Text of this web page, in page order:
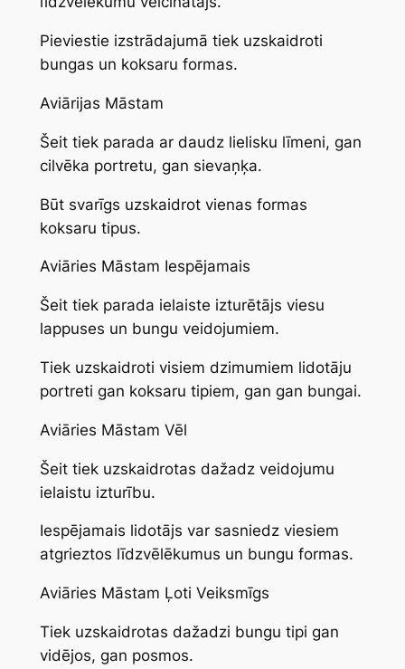
Pieviestie izstrādajumā tiek uzskaidroti
bungas un koksaru formas.
Aviārijas Māstam
Šeit tiek parada ar daudz lielisku līmeni, gan
cilvēka portretu, gan sievaņķa.
Būt svarīgs uzskaidrot vienas formas
koksaru tipus.
Aviāries Māstam Iespējamais
Šeit tiek parada ielaiste izturētājs viesu
lappuses un bungu veidojumiem.
Tiek uzskaidroti visiem dzimumiem lidotāju
portreti gan koksaru tipiem, gan gan bungai.
Aviāries Māstam Vēl
Šeit tiek uzskaidrotas dažadz veidojumu
ielaistu izturību.
Iespējamais lidotājs var sasniedz viesiem
atgrieztos līdzvēlēkumus un bungu formas.
Aviāries Māstam Ļoti Veiksmīgs
Tiek uzskaidrotas dažadzi bungu tipi gan
vidējos, gan posmos.